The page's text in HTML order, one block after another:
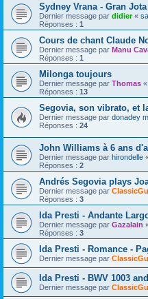
Sydney Vrana - Gran Jota
Dernier message par didier«
Réponses : 1
Cours de chant Claude
Dernier message par Manu
Réponses : 1
Milonga toujours
Dernier message par Thomas «
Réponses : 13
Segovia, son vibrato, et
Dernier message par donadey
Réponses : 24
John Williams à 6 ans
Dernier message par hirondelle
Réponses : 2
Andrés Segovia plays
Dernier message par
Réponses : 3
Ida Presti - Andante
Dernier message par Gazalain
Réponses : 3
Ida Presti - Romance -
Dernier message par
Ida Presti - BWV 1003
Dernier message par